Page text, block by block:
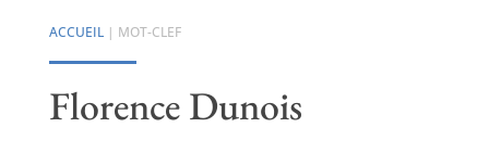
ACCUEIL| MOT-CLEF
Florence Dunois